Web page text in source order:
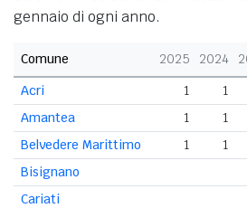
gennaio di ogni anno.
Comune 2025 2024
Acri
1 1
Amantea
1 1
Belvedere Marittimo
1 1
Bisignano
Cariati